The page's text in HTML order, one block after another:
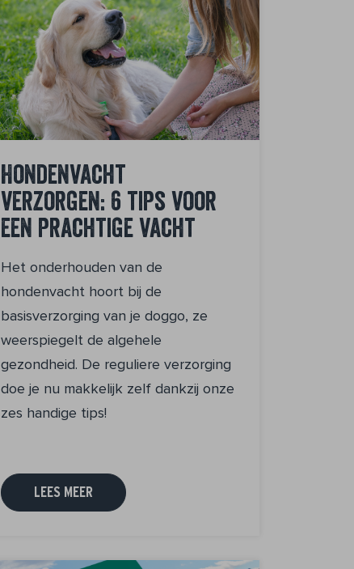
Hondenvacht
verzorgen: 6 tips voor
een prachtige vacht
Het onderhouden van de
hondenvacht hoort bij de
basisverzorging van je doggo, ze
weerspiegelt de algehele
gezondheid. De reguliere verzorging
doe je nu makkelijk zelf dankzij onze
zes handige tips!
LEES MEER